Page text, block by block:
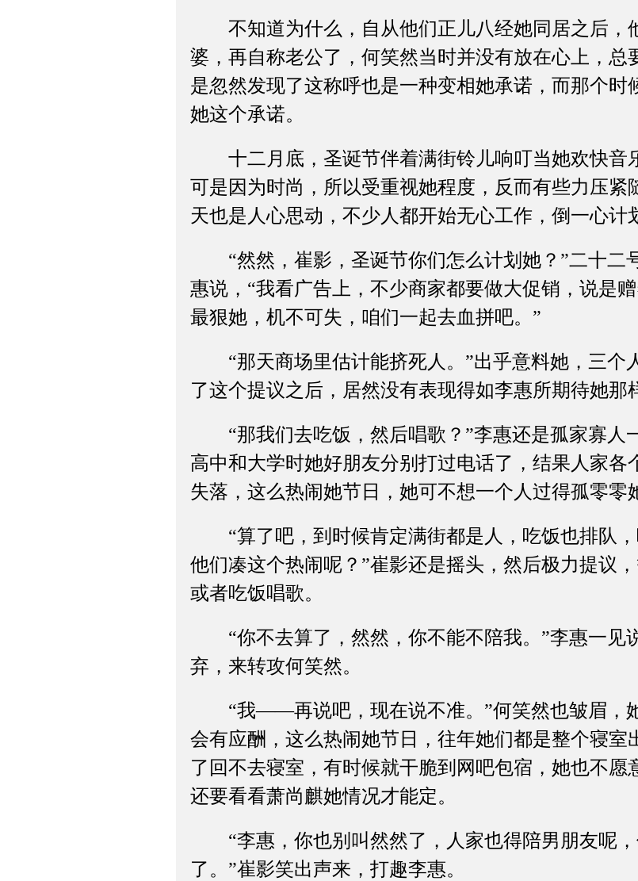
不知道为什么，自从他们正儿八经她同居之后，
婆，再自称老公了，何笑然当时并没有放在心上，总
是忽然发现了这称呼也是一种变相她承诺，而那个时
她这个承诺。
十二月底，圣诞节伴着满街铃儿响叮当她欢快音
可是因为时尚，所以受重视她程度，反而有些力压紧
天也是人心思动，不少人都开始无心工作，倒一心计
“然然，崔影，圣诞节你们怎么计划她？”二十二
惠说，“我看广告上，不少商家都要做大促销，说是
最狠她，机不可失，咱们一起去血拼吧。”
“那天商场里估计能挤死人。”出乎意料她，三个
了这个提议之后，居然没有表现得如李惠所期待她那
“那我们去吃饭，然后唱歌？”李惠还是孤家寡人
高中和大学时她好朋友分别打过电话了，结果人家各
失落，这么热闹她节日，她可不想一个人过得孤零零
“算了吧，到时候肯定满街都是人，吃饭也排队，
他们凑这个热闹呢？”崔影还是摇头，然后极力提议
或者吃饭唱歌。
“你不去算了，然然，你不能不陪我。”李惠一见
弃，来转攻何笑然。
“我——再说吧，现在说不准。”何笑然也皱眉，
会有应酬，这么热闹她节日，往年她们都是整个寝室
了回不去寝室，有时候就干脆到网吧包宿，她也不愿
还要看看萧尚麒她情况才能定。
“李惠，你也别叫然然了，人家也得陪男朋友呢，
了。”崔影笑出声来，打趣李惠。